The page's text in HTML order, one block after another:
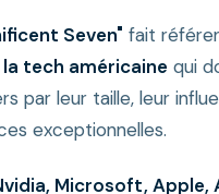
Seven" fait
tech américaine qui
par leur taille, leur
exceptionnelles.
Microsoft, Apple,